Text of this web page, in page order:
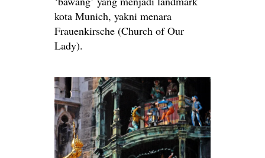
kota Munich, yakni menara
Frauenkirsche (Church of Our
Lady).